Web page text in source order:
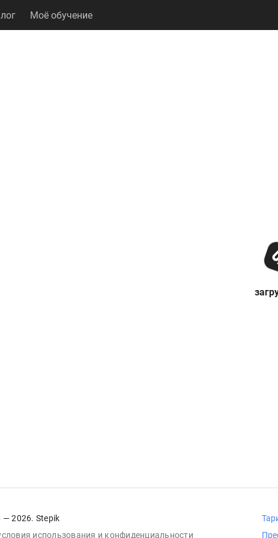
Моё обучение
— 2026. Stepik
использования и конфиденциальности